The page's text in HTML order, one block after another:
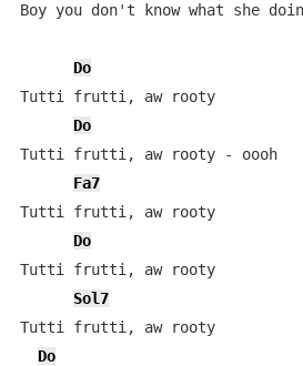
Boy you don't know what she
Do
Tutti frutti, aw rooty
Do
Tutti frutti, aw rooty - oooh
Fa7
Tutti frutti, aw rooty
Do
Tutti frutti, aw rooty
Sol7
Tutti frutti, aw rooty
Do